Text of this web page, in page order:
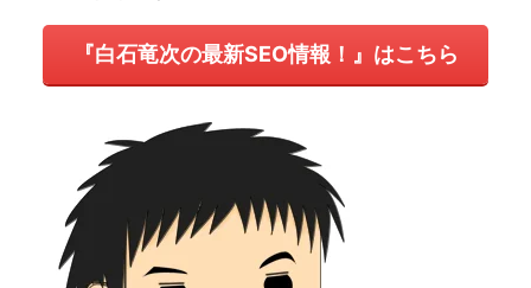
『白石竜次の最新SEO情報！』はこちら